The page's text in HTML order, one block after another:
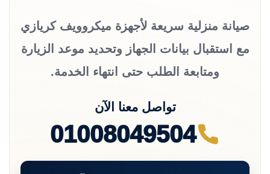
صيانة منزلية سريعة لأجهزة ميكروويف كريازي
مع استقبال بيانات الجهاز وتحديد موعد الزيارة
ومتابعة الطلب حتى انتهاء الخدمة.
تواصل معنا الآن
01008049504